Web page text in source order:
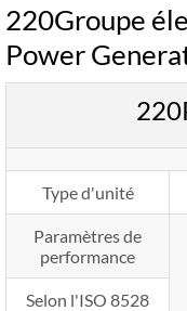
220Groupe
Power
Type d'unité
Paramètres de
performance
Selon l'ISO 8528